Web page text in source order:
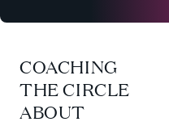
COACHING
THE CIRCLE
ABOUT